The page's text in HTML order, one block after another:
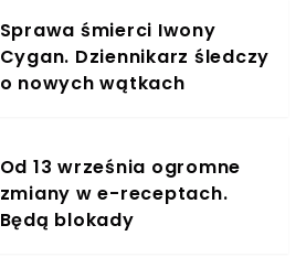
Sprawa śmierci Iwony
Cygan. Dziennikarz śledczy
o nowych wątkach
Od 13 września ogromne
zmiany w e-receptach.
Będą blokady